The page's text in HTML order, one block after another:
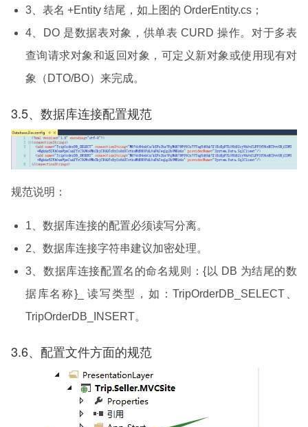
3、表名 +Entity 结尾，如上图的 OrderEntity.cs；
4、DO 是数据表对象，供单表 CURD 操作。对于多表
查询请求对象和返回对象，可定义新对象或使用现有对
象（DTO/BO）来完成。
3.5、数据库连接配置规范
规范说明：
1、数据库连接的配置必须读写分离。
2、数据库连接字符串建议加密处理。
3、数据库连接配置名的命名规则：{以 DB 为结尾的数
据库名称}_ 读写类型，如：TripOrderDB_SELECT、
TripOrderDB_INSERT。
3.6、配置文件方面的规范